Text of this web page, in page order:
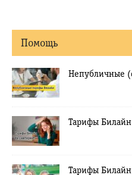
Помощь
Непубличные
Тарифы
Тарифы